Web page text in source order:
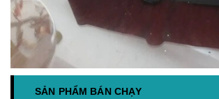
SẢN PHẨM BÁN CHẠY